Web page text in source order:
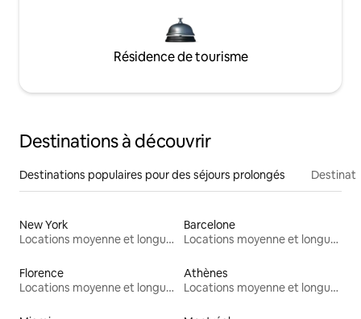
Résidence de tourisme
Destinations à découvrir
Destinations populaires pour des séjours prolongés
New York
Locations moyenne et longue durée
Barcelone
Locations moyenne et longue durée
Florence
Locations moyenne et longue durée
Athènes
Locations moyenne et longue durée